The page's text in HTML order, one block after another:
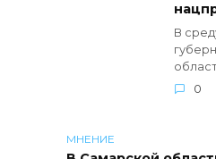
В
0
МНЕНИЕ